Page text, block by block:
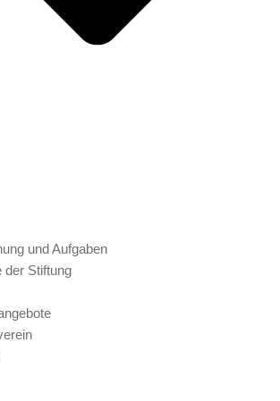
und Aufgaben
der Stiftung